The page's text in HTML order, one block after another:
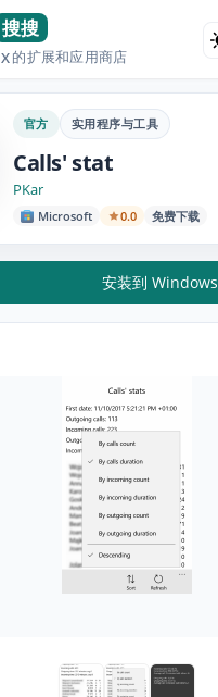
搜搜
X的扩展和应用商店
官方 实用程序与工具
Calls' stat
PKar
Microsoft 0.0 免费下载
安装到 Windows